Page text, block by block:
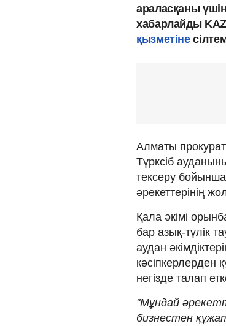
араласқаны
хабарлайды
қызметіне
Алматы
Түрксіб
тексеру
әрекеттерінің
Қала әкімі
бар азық-түлік
аудан
кәсіпкерлерден
негізде талап
"Мұндай
бизнестен